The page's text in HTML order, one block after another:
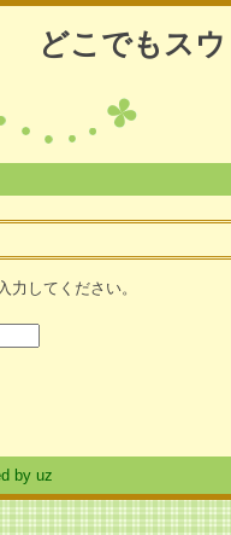
どこでもス
力してください。
by uz